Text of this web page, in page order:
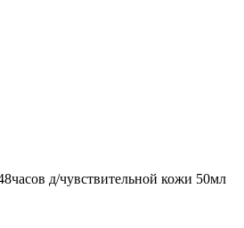
д/чувствительной кожи 50мл